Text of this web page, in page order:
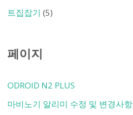
트집잡기 (5)
페이지
ODROID N2 PLUS
마비노기 알리미 수정 및 변경사항